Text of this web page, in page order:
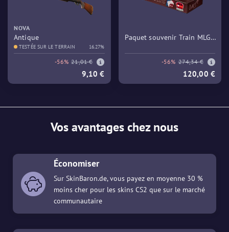
NOVA
Antique
TESTÉE SUR LE TERRAIN 16.27%
-56% 21,01 €
9,10 €
Paquet souvenir Train MLG
-56% 274,34 €
120,00 €
Vos avantages chez nous
Économiser
Sur SkinBaron.de, vous payez en moyenne 30 %
moins cher pour les skins CS2 que sur le marché
communautaire